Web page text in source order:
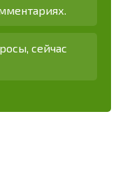
сейчас